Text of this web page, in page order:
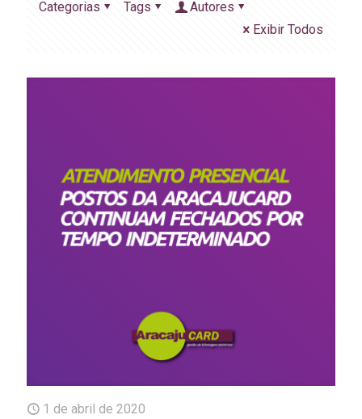
Categorias Tags
Autores
Exibir Todos
1 de abril de 2020